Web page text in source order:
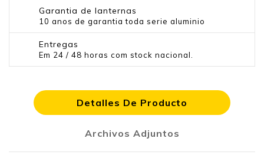
Garantia de lanternas
10 anos de garantia toda serie aluminio
Entregas
Em 24 / 48 horas com stock nacional.
Detalles De Producto
Archivos Adjuntos